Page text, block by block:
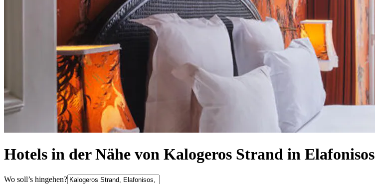
Hotels in der Nähe von Kalogeros Strand in Elafonisos
Wo soll’s hingehen?